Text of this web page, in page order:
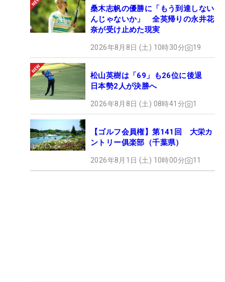
桑木志帆の優勝に「もう到達しない
んじゃないか」 全英帰りの永井花
奈が受け止めた現実
2026年8月8日 (土) 10時30分 19
松山英樹は「69」も26位に後退
日本勢2人が決勝へ
2026年8月8日 (土) 08時41分 1
【ゴルフ会員権】第141回 大栄カ
ントリー俱楽部（千葉県）
2026年8月1日 (土) 10時00分 11